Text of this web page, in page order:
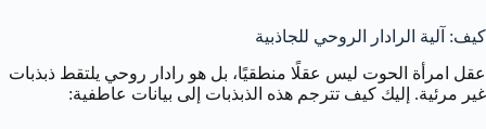
كيف: آلية الرادار الروحي للجاذبية
عقل امرأة الحوت ليس عقلًا منطقيًا، بل هو رادار روحي يلتقط ذبذبات
غير مرئية. إليك كيف تترجم هذه الذبذبات إلى بيانات عاطفية: